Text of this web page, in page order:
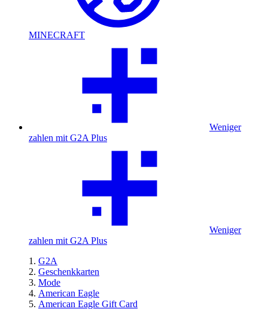
MINECRAFT
Weniger
zahlen mit G2A Plus
Weniger
zahlen mit G2A Plus
G2A
Geschenkkarten
Mode
American Eagle
American Eagle Gift Card